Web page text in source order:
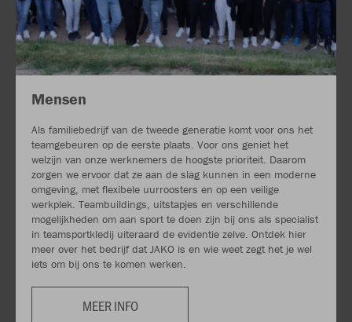
Mensen
Als familiebedrijf van de tweede generatie komt voor ons het
teamgebeuren op de eerste plaats. Voor ons geniet het
welzijn van onze werknemers de hoogste prioriteit. Daarom
zorgen we ervoor dat ze aan de slag kunnen in een moderne
omgeving, met flexibele uurroosters en op een veilige
werkplek. Teambuildings, uitstapjes en verschillende
mogelijkheden om aan sport te doen zijn bij ons als specialist
in teamsportkledij uiteraard de evidentie zelve. Ontdek hier
meer over het bedrijf dat JAKO is en wie weet zegt het je wel
iets om bij ons te komen werken.
MEER INFO